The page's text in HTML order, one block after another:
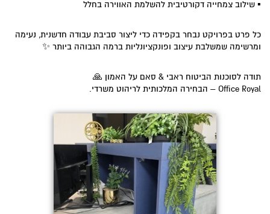
▪️ שילוב צמחייה דקורטיבית להשלמת האווירה בחלל
כל פרט בפרויקט נבחר בקפידה כדי ליצור סביבת עבודה חדשנית, נעימה
ומרשימה שמשלבת עיצוב ופונקציונליות ברמה הגבוהה ביותר ✨
תודה לסוכנות הביטוח ראבי & סאם על האמון 🙏
Office Royal – הבחירה המלכותית לריהוט משרדי.